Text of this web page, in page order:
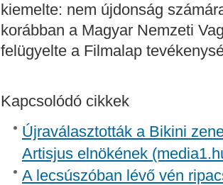
kiemelte: nem újdonság
korábban a Magyar Nemzeti
felügyelte a Filmalap
Kapcsolódó cikkek
Újraválasztották a Bikini
Artisjus elnökének
A lecsúszóban lévő vén